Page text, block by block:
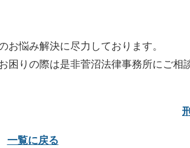
悩み解決に尽力しております。
りの際は是非菅沼法律事務所にご相
一覧に戻る